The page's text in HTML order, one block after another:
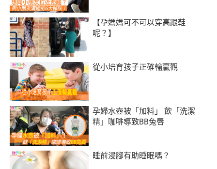
【孕媽媽可不可以穿高跟鞋
呢？】
從小培育孩子正確輸贏觀
孕婦水壺被「加料」 飲「洗潔
精」咖啡導致BB兔唇
睡前浸腳有助睡眠嗎？